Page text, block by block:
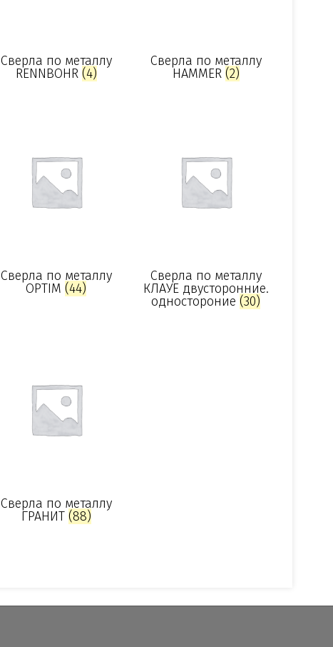
Сверла по металлу
RENNBOHR (4)
Сверла по металлу
HAMMER (2)
Сверла по металлу
OPTIM(44)
Сверла по металлу
КЛАУЕ двусторонние.
одностороние(30)
Сверла по металлу
ГРАНИТ (88)